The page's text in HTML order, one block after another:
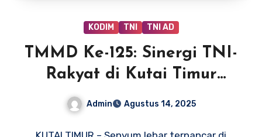
KODIM TNI TNI AD
TMMD Ke-125: Sinergi TNI-
Rakyat di Kutai Timur
Wujudkan Rumah Impian
Admin Agustus 14, 2025